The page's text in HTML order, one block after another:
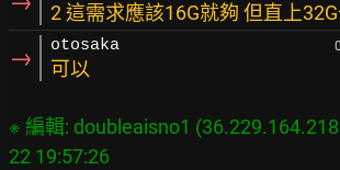
2 這需求應該16G就夠 但直上
→ otosaka
可以
※ 編輯: doubleaisno1